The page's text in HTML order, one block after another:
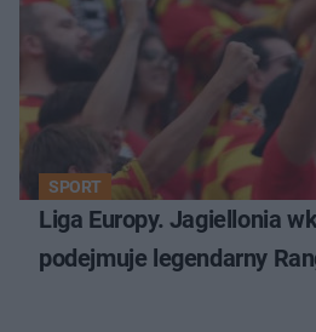
SPORT
Liga Europy. Jagiellonia
podejmuje legendarny